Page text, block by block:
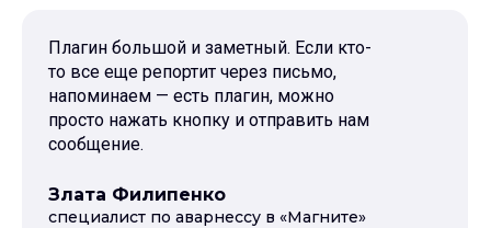
специалист по аварнесcу в «Магните»
Злата Филипенко
Плагин большой и заметный. Если кто-
то все еще репортит через письмо,
напоминаем — есть плагин, можно
просто нажать кнопку и отправить нам
сообщение.